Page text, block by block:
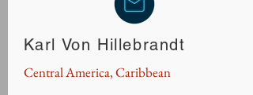
Karl Von Hillebrandt
Central America, Caribbean